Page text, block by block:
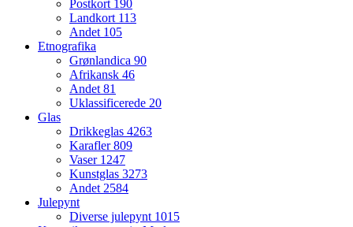
Postkort 190
Landkort 113
Andet 105
Etnografika
Grønlandica 90
Afrikansk 46
Andet81
Uklassificerede 20
Glas
Drikkeglas 4263
Karafler809
Vaser 1247
Kunstglas 3273
Andet2584
Julepynt
Diverse julepynt 1015